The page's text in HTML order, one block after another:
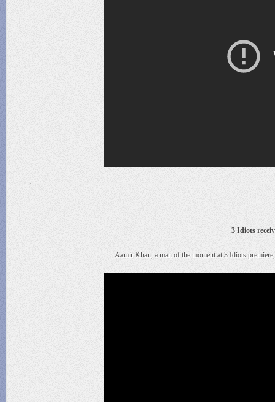
3 Idiots
Aamir Khan, a man of the moment at 3 Idiots